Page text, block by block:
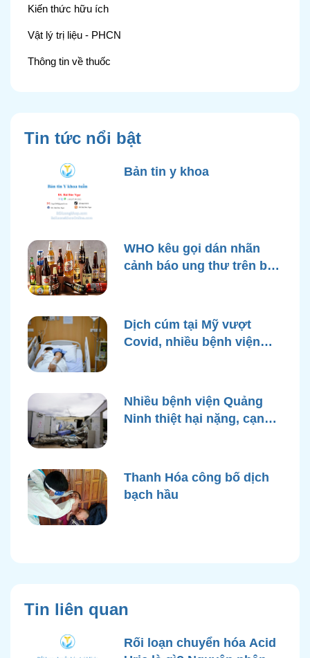
Kiến thức hữu ích
Vật lý trị liệu - PHCN
Thông tin về thuốc
Tin tức nổi bật
Bản tin y khoa
WHO kêu gọi dán nhãn
cảnh báo ung thư trên bao
Dịch cúm tại Mỹ vượt
Covid, nhiều bệnh viện
Nhiều bệnh viện Quảng
Ninh thiệt hại nặng, cạn
Thanh Hóa công bố dịch
bạch hầu
Tin liên quan
Rối loạn chuyển hóa Acid